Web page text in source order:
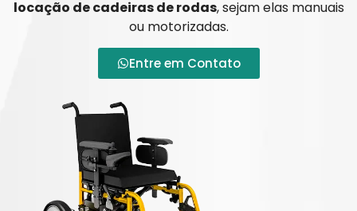
locação de cadeiras de rodas, sejam elas manuais
ou motorizadas.
Entre em Contato